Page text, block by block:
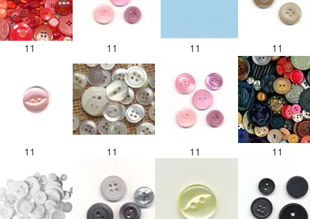
11 11 11 11
11 11 11 11